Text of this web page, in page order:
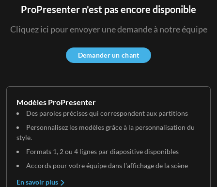
Modèles ProPresenter
Des paroles précises qui correspondent aux partitions
Personnalisez les modèles grâce à la personnalisation du
style.
Formats 1, 2 ou 4 lignes par diapositive disponibles
Accords pour votre équipe dans l'affichage de la scène
En savoir plus
ProPresenter n'est pas encore disponible
Cliquez ici pour envoyer une demande à notre équipe
Demander un chant